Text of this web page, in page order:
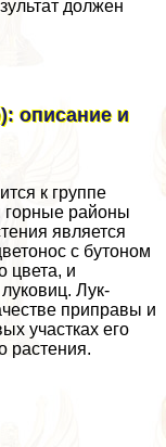
должен
описание и
к группе
горные районы
является
с бутоном
цвета, и
Лук-
приправы и
участках его
растения.